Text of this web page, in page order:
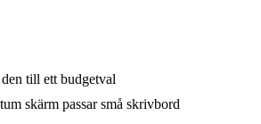
till ett budgetval
skärm passar små skrivbord